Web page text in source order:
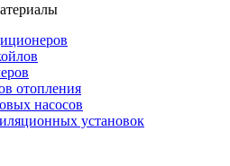
отопления
насосов
установок